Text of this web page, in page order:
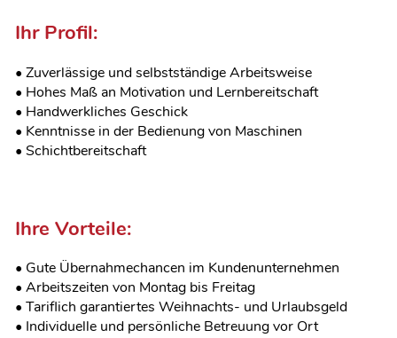
Ihr Profil:
• Zuverlässige und selbstständige Arbeitsweise
• Hohes Maß an Motivation und Lernbereitschaft
• Handwerkliches Geschick
• Kenntnisse in der Bedienung von Maschinen
• Schichtbereitschaft
Ihre Vorteile:
• Gute Übernahmechancen im Kundenunternehmen
• Arbeitszeiten von Montag bis Freitag
• Tariflich garantiertes Weihnachts- und Urlaubsgeld
• Individuelle und persönliche Betreuung vor Ort